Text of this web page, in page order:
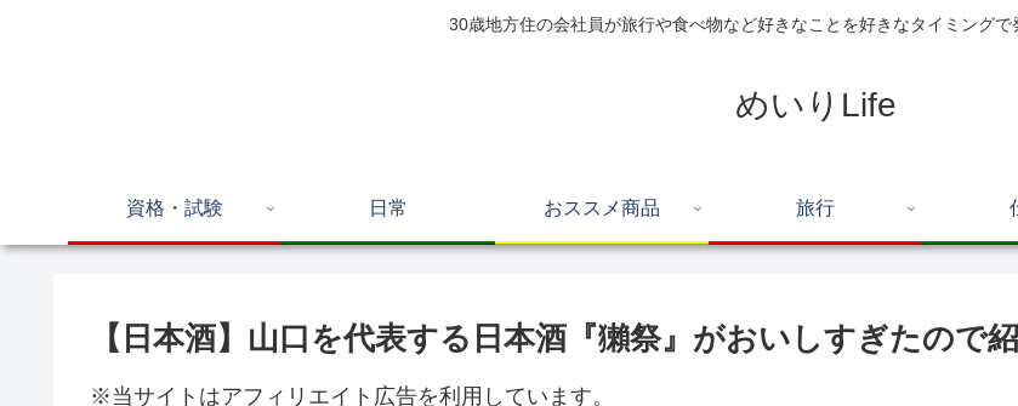
30歳地方住の会社員が旅行や食べ物など好きなことを好きなタイミングで
めいりLife
資格・試験 日常 おススメ商品 旅行
【日本酒】山口を代表する日本酒『獺祭』がおいしすぎたので
※当サイトはアフィリエイト広告を利用しています。